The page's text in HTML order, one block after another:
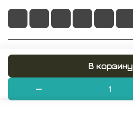
В корзину
© 2026 RUMIX.SHOP
Конфиденциальность